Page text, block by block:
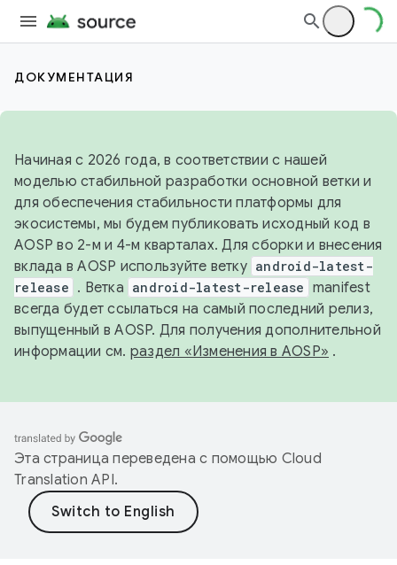
ДОКУМЕНТАЦИЯ
Начиная с 2026 года, в соответствии с нашей
моделью стабильной разработки основной ветки и
для обеспечения стабильности платформы для
экосистемы, мы будем публиковать исходный код в
AOSP во 2-м и 4-м кварталах. Для сборки и внесения
вклада в AOSP используйте ветку android-latest-
release . Ветка android-latest-release manifest
всегда будет ссылаться на самый последний релиз,
выпущенный в AOSP. Для получения дополнительной
информации см. раздел «Изменения в AOSP» .
Эта страница переведена с помощью Cloud
Translation API.